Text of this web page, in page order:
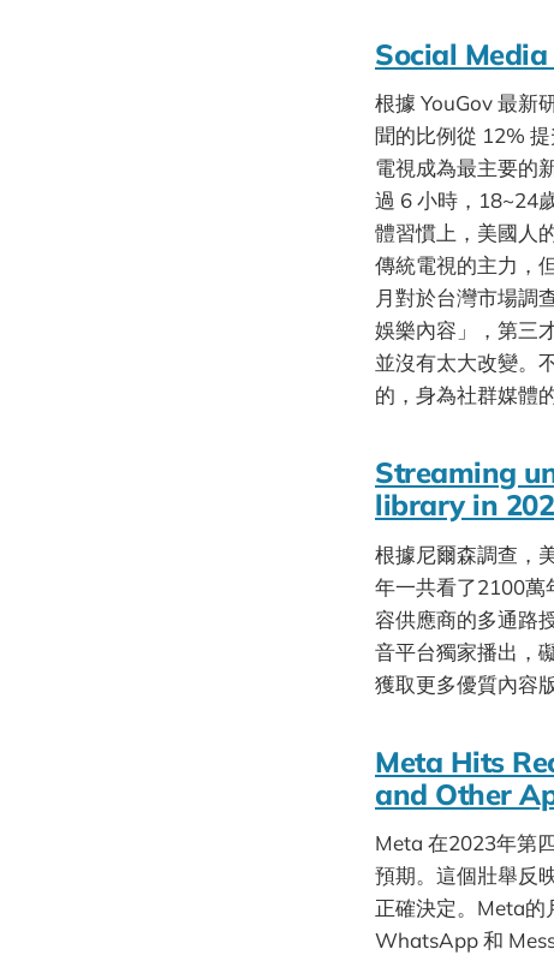
Social
根據 YouGov 最新
聞的比例從 12%
電視成為最主要的
過 6 小時，18~24
體習慣上，美國人
傳統電視的主力，
月對於台灣市場調
娛樂內容」，第三
並沒有太大改變。
的，身為社群媒體
Streaming
library in
根據尼爾森調查，
年​一共看了2100萬
容供應商的多通路
音平台獨家播出，
獲取更多優質內容
Meta Hits
and Other
Meta 在2023年第
預期。這個壯舉反
正確決定。Meta的
WhatsApp 和